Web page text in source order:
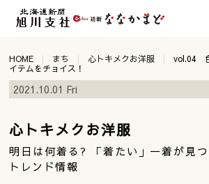
HOME まち 心トキメクお洋服
vol.04
イテムをチョイス！
2021.10.01 Fri
心トキメクお洋服
明日は何着る? 「着たい」一着が見
トレンド情報